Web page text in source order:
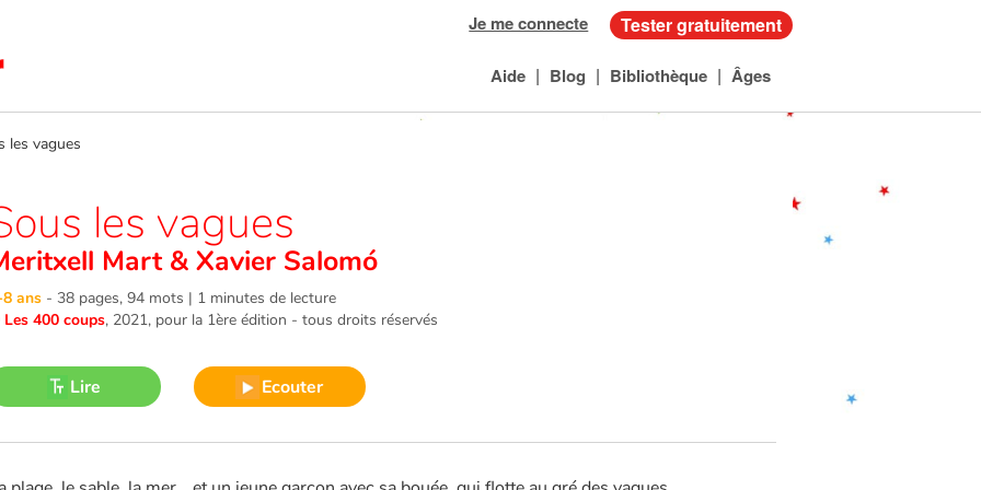
Je me connecte Tester gratuitement
Aide | Blog | Bibliothèque | Âges
vagues
les vagues
Mart & Xavier Salomó
ans - 38 pages, 94 mots | 1 minutes de lecture
Les 400 coups, 2021, pour la 1ère édition - tous droits réservés
Lire Ecouter